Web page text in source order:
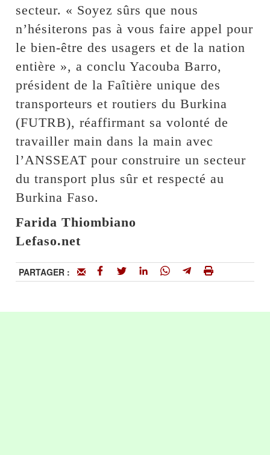
secteur. « Soyez sûrs que nous
n’hésiterons pas à vous faire appel pour
le bien-être des usagers et de la nation
entière », a conclu Yacouba Barro,
président de la Faîtière unique des
transporteurs et routiers du Burkina
(FUTRB), réaffirmant sa volonté de
travailler main dans la main avec
l’ANSSEAT pour construire un secteur
du transport plus sûr et respecté au
Burkina Faso.
Farida Thiombiano
Lefaso.net
PARTAGER :